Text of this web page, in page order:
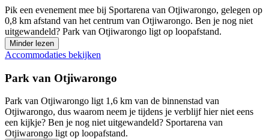
Pik een evenement mee bij Sportarena van Otjiwarongo, gelegen op
0,8 km afstand van het centrum van Otjiwarongo. Ben je nog niet
uitgewandeld? Park van Otjiwarongo ligt op loopafstand.
Minder lezen
Accommodaties bekijken
Park van Otjiwarongo
Park van Otjiwarongo ligt 1,6 km van de binnenstad van
Otjiwarongo, dus waarom neem je tijdens je verblijf hier niet eens
een kijkje? Ben je nog niet uitgewandeld? Sportarena van
Otjiwarongo ligt op loopafstand.